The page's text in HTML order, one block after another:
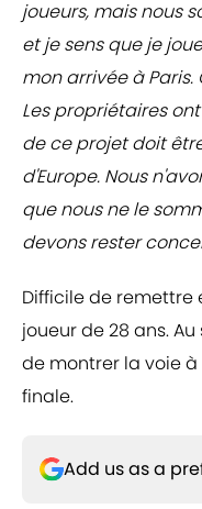
joueurs, mais nous
et je sens que je
mon arrivée à Paris.
Les propriétaires
de ce projet doit
d'Europe. Nous
que nous ne le
devons rester
Difficile de
joueur de 28 ans.
de montrer la voie
finale.
Add us as a